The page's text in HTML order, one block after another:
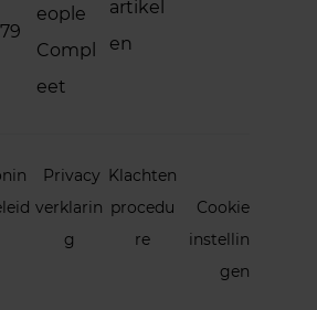
eople
Compl
eet
artikel
en
Privacy
verklarin
g
Klachten
procedu
re
Cookie
instellin
gen